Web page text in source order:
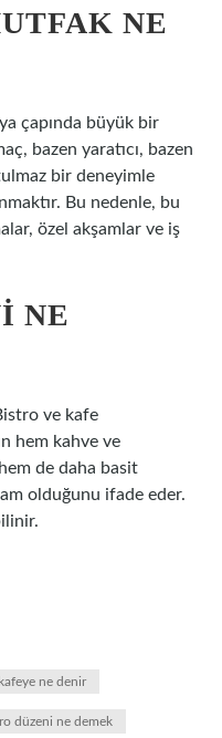
NE
çapında büyük bir
bazen yaratıcı, bazen
bir deneyimle
Bu nedenle, bu
özel akşamlar ve iş
NE
ve kafe
hem kahve ve
hem de daha basit
olduğunu ifade eder.
ne denir
düzeni ne demek